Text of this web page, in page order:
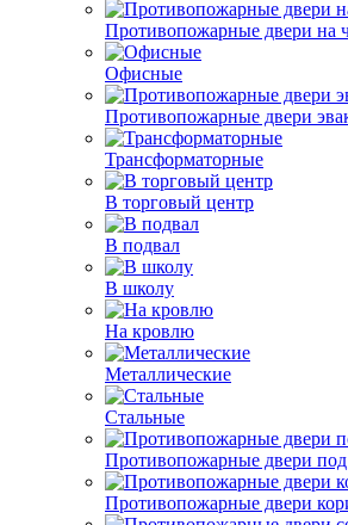
Противопожарные двери на
Офисные
Противопожарные двери
Трансформаторные
В торговый центр
В подвал
В школу
На кровлю
Металлические
Стальные
Противопожарные двери под
Противопожарные двери